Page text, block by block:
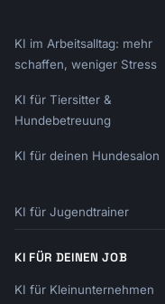
KI im Arbeitsalltag: mehr
schaffen, weniger Stress
KI für Tiersitter &
Hundebetreuung
KI für deinen Hundesalon
KI für Jugendtrainer
KI FÜR DEINEN JOB
KI für Kleinunternehmen